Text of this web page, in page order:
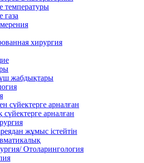
температуры
газа
хирургия
жабдықтары
сүйектерге арналған
сүйектерге арналған
жұмыс істейтін
Отоларингология